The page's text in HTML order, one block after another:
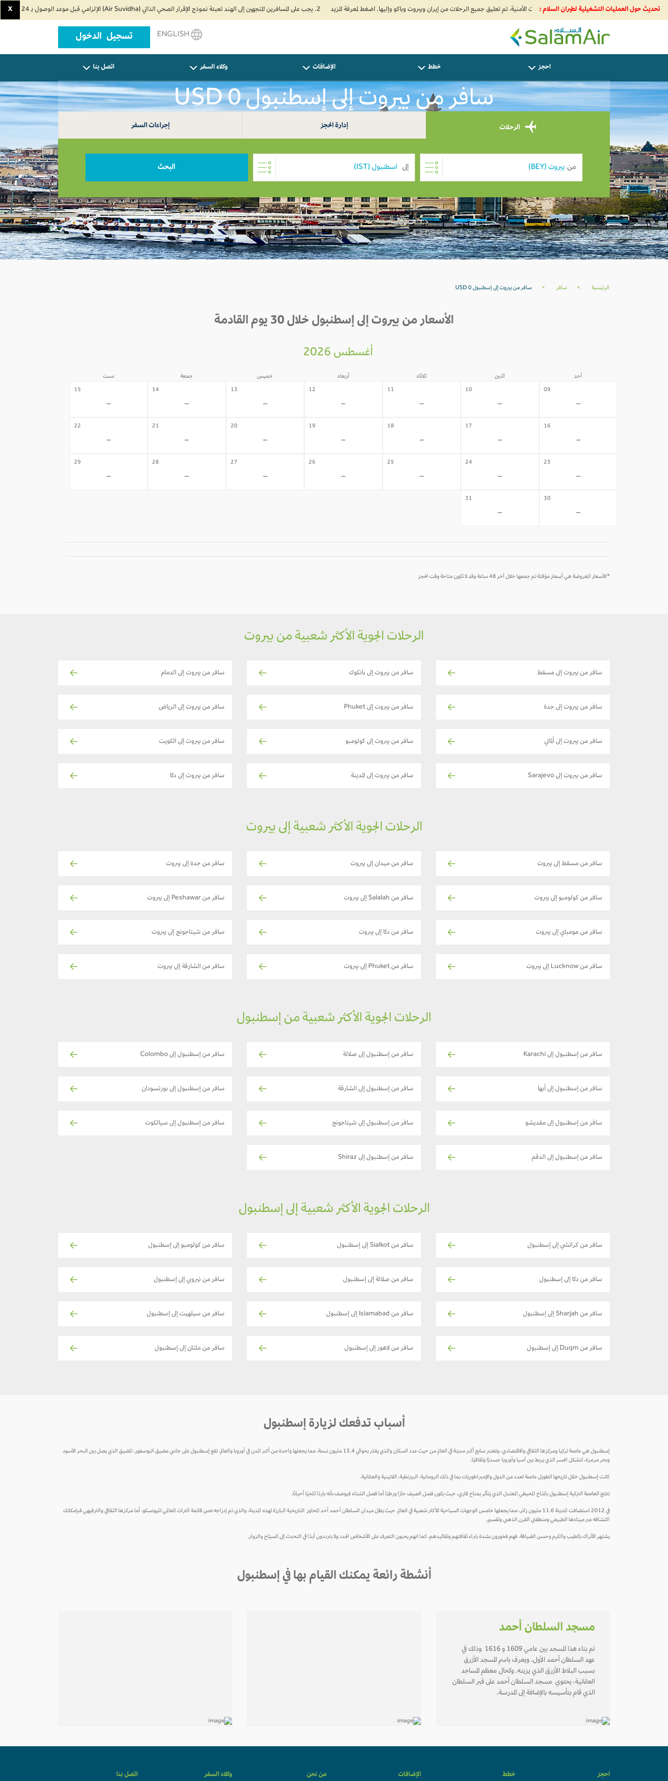
تحديث حول العمليات التشغيلية لطيران السلام : 2. يجب على المسافرين المتجهين إلى الهند تعبئة نموذج الإقرار الصحي الذاتي (Air Suvidha) الإلزامي قبل موعد الوصول بـ 24 ساعة على الأقل. اضغط هنا للدخول إلى بوابة Air Suvidha. X
SalamAir
تسجيل الدخول
احجز خطط الإضافات وكلاء السفر اتصل بنا
سافر من بيروت إلى إسطنبول USD 0
الرحلات إدارة الحجز إجراءات السفر
من إلى البحث
الرئيسية > سافر > سافر من بيروت إلى إسطنبول USD 0
الأسعار من بيروت إلى إسطنبول خلال 30 يوم القادمة
أغسطس 2026
أحد اثنين ثلاثاء أربعاء خميس جمعة سبت
09
-
10
-
11
-
12
-
13
-
14
-
15
-
16
-
17
-
18
-
19
-
20
-
21
-
22
-
23
-
24
-
25
-
26
-
27
-
28
-
29
-
30
-
31
-
*الأسعار المعروضة هي أسعار مؤقتة تم جمعها خلال آخر 48 ساعة وقد لا تكون متاحة وقت الحجز
الرحلات الجوية الأكثر شعبية من بيروت
سافر من بيروت إلى مسقط سافر من بيروت إلى بانكوك سافر من بيروت إلى الدمام
سافر من بيروت إلى جدة سافر من بيروت إلى Phuket سافر من بيروت إلى الرياض
سافر من بيروت إلى ألماتي سافر من بيروت إلى كولومبو سافر من بيروت إلى الكويت
سافر من بيروت إلى Sarajevo سافر من بيروت إلى المدينة سافر من بيروت إلى دكا
الرحلات الجوية الأكثر شعبية إلى بيروت
سافر من مسقط إلى بيروت سافر من ميدان إلى بيروت سافر من جدة إلى بيروت
سافر من كولومبو إلى بيروت سافر من Salalah إلى بيروت سافر من Peshawar إلى بيروت
سافر من مومباي إلى بيروت سافر من دكا إلى بيروت سافر من شيتاجونج إلى بيروت
سافر من Lucknow إلى بيروت سافر من Phuket إلى بيروت سافر من الشارقة إلى بيروت
الرحلات الجوية الأكثر شعبية من إسطنبول
سافر من إسطنبول إلى Karachi سافر من إسطنبول إلى صلالة سافر من إسطنبول إلى Colombo
سافر من إسطنبول إلى أبها سافر من إسطنبول إلى الشارقة سافر من إسطنبول إلى بورتسودان
سافر من إسطنبول إلى مقديشو سافر من إسطنبول إلى شيتاجونج سافر من إسطنبول إلى سيالكوت
سافر من إسطنبول إلى الدقم سافر من إسطنبول إلى Shiraz
الرحلات الجوية الأكثر شعبية إلى إسطنبول
سافر من كراتشي إلى إسطنبول سافر من Sialkot إلى إسطنبول سافر من كولومبو إلى إسطنبول
سافر من دكا إلى إسطنبول سافر من صلالة إلى إسطنبول سافر من نيروبي إلى إسطنبول
سافر من Sharjah إلى إسطنبول سافر من Islamabad إلى إسطنبول سافر من سيلهيت إلى إسطنبول
سافر من Duqm إلى إسطنبول سافر من لاهور إلى إسطنبول سافر من ملتان إلى إسطنبول
أسباب تدفعك لزيارة إسطنبول
إسطنبول هي عاصمة تركيا ومركزها الثقافي والاقتصادي، وتعتبر سابع أكبر مدينة في العالم من حيث عدد السكان والذي يقدّر بحوالي 13.4 مليون نسمة، مما يجعلها واحدة من أكبر المدن في أوروبا والعالم. تقع إسطنبول على جانبي مضيق البوسفور، المضيق الذي يصل بين البحر الأسود
وبحر مرمرة، لتشكل الجسر الذي يربط بين آسيا وأوروبا جسديًا وثقافيًا.
كانت إسطنبول خلال تاريخها الطويل عاصمة لعدد من الدول والإمبراطوريات بما في ذلك الرومانية، البيزنطية، اللاتينية والعثمانية.
تتمتع العاصمة التركية إسطنبول بالمناخ المحيطي المعتدل الذي يتأثر بمناخ قاري، حيث يكون فصل الصيف حارًا ورطبًا أما فصل الشتاء فيوصف بأنه باردًا ثلجيًا أحيانًا.
في 2012 استضافت المدينة 11.6 مليون زائر، مما يجعلها خامس الوجهات السياحية الأكثر شعبية في العالم. حيث يظل ميدان السلطان أحمد أحد المحاور التاريخية البارزة لهذه المدينة، والذي تم إدراجه ضمن قائمة التراث العالمي لليونسكو، أما مركزها الثقافي والترفيهي فبإمكانك
اكتشافه عبر ميناءها الطبيعي ومنطقتي القرن الذهبي وتقسيم.
يشتهر الأتراك بالطيب والكرم وحسن الضيافة. فهم فخورون بشدة بثراء ثقافتهم وتقاليدهم، كما انهم يحبون التعرف على الأشخاص الجدد ولا يترددون أبدًا في التحدث إلى السيّاح والزوار.
أنشطة رائعة يمكنك القيام بها في إسطنبول
مسجد السلطان أحمد
تم بناء هذا المسجد بين عامي 1609 و 1616 وذلك في
عهد السلطان أحمد الأول. ويعرف باسم المسجد الأزرق
بسبب البلاط الأزرق الذي يزينه. وكحال معظم المساجد
العثمانية، يحتوي مسجد السلطان أحمد على قبر السلطان
الذي قام بتأسيسه بالإضافة إلى المدرسة.
احجز خطط الإضافات من نحن وكلاء السفر اتصل بنا